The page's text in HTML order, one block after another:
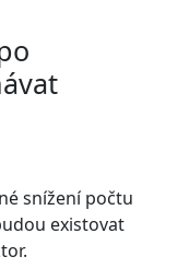
snížení počtu
existovat